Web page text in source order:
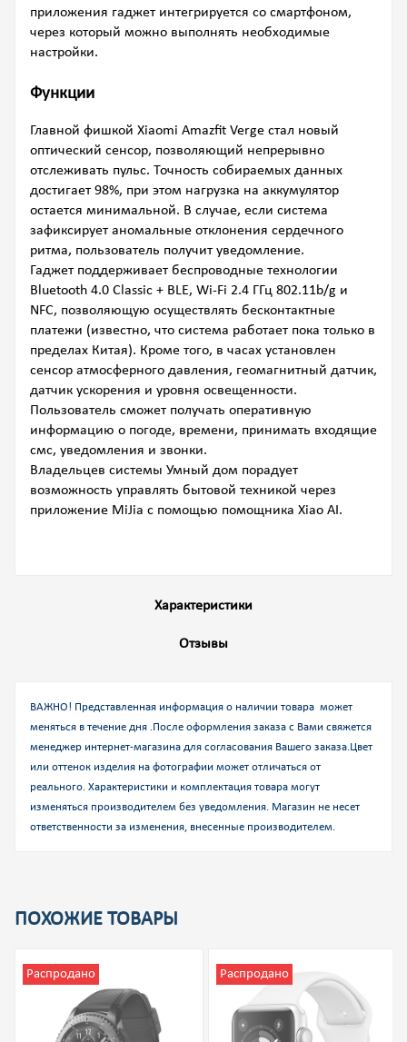
приложения гаджет интегрируется со смартфоном,
через который можно выполнять необходимые
настройки.
Функции
Главной фишкой Xiaomi Amazfit Verge стал новый
оптический сенсор, позволяющий непрерывно
отслеживать пульс. Точность собираемых данных
достигает 98%, при этом нагрузка на аккумулятор
остается минимальной. В случае, если система
зафиксирует аномальные отклонения сердечного
ритма, пользователь получит уведомление.
Гаджет поддерживает беспроводные технологии
Bluetooth 4.0 Classic + BLE, Wi-Fi 2.4 ГГц 802.11b/g и
NFC, позволяющую осуществлять бесконтактные
платежи (известно, что система работает пока только в
пределах Китая). Кроме того, в часах установлен
сенсор атмосферного давления, геомагнитный датчик,
датчик ускорения и уровня освещенности.
Пользователь сможет получать оперативную
информацию о погоде, времени, принимать входящие
смс, уведомления и звонки.
Владельцев системы Умный дом порадует
возможность управлять бытовой техникой через
приложение MiJia с помощью помощника Xiao AI.
Характеристики
Отзывы
ВАЖНО! Представленная информация о наличии товара может
меняться в течение дня .После оформления заказа с Вами свяжется
менеджер интернет-магазина для согласования Вашего заказа.Цвет
или оттенок изделия на фотографии может отличаться от
реального. Характеристики и комплектация товара могут
изменяться производителем без уведомления. Магазин не несет
ответственности за изменения, внесенные производителем.
ПОХОЖИЕ ТОВАРЫ
Распродано Распродано